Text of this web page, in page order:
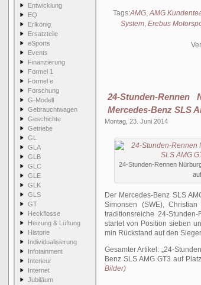
Entwicklung
EQ
Erlkönig
Ersatzteile
eSports
Events
Finanzierung
Formel 1
Formel e
Forschung
G-Modell
Gebrauchtwagen
Geschichte
Getriebe
GL
GLA
GLB
GLC
GLE
GLK
GLS
GT
Heckflosse
Heizung & Lüftung
Historie
Individualisierung
Infotainment
Interieur
Internet
Jubiläum
Tags:AMG,AMG
System, Erebus
24-Stunden-
Mercedes-Benz SLS
Montag, 23. Juni 2014
24-Stunden-Rennen
Der Mercedes-Benz SLS
Simonsen (SWE),
traditionsreiche 24-
startet von Position sieben
min Rückstand auf den
Gesamter Artikel: 24-
Benz SLS AMG GT3 auf
Bilder)